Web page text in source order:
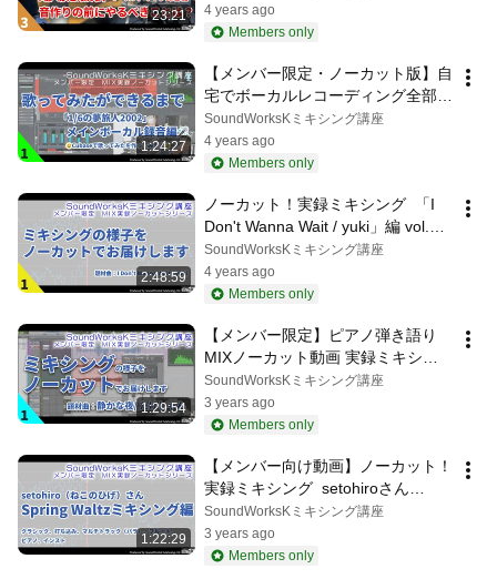
23:21
イ] EQとコンプ/臨場感をオフマイ
クで/位相あわせでパンチのある音
4 years ago
Members only
1:24:27
【メンバー限定・ノーカット版】自
宅でボーカルレコーディング全部見
せます！　歌ってみたができるま
で　vol.1　メインボーカル録音
編　 [難しさ：やさしい] 歌ってみ
SoundWorksKミキシング講座
4 years ago
Members only
2:48:59
ノーカット！実録ミキシング  「I
Don't Wanna Wait / yuki」編 vol.1 -
EDM(Melodic Dub Step：メロディ
ックダブステップ)のMIX
SoundWorksKミキシング講座
4 years ago
Members only
1:29:54
【メンバー限定】ピアノ弾き語り
MIXノーカット動画 実録ミキシン
グ 「静かな夜 / たけしゃん」vol.1
SoundWorksKミキシング講座
3 years ago
Members only
1:22:29
【メンバー向け動画】ノーカット！
実録ミキシング  setohiroさん
「Spring Waltz」ミキシング編
SoundWorksKミキシング講座
3 years ago
Members only